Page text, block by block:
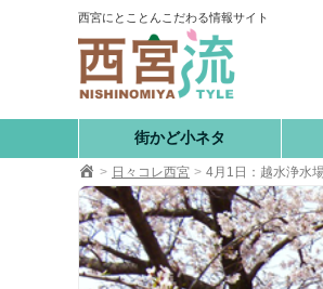
西宮にとことんこだわる情報サイト
街かど小ネタ
日々コレ西宮 4月1日：越水浄水